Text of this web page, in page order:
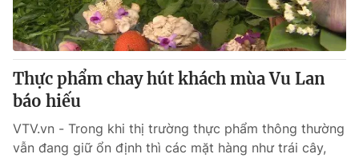
Thực phẩm chay hút khách mùa Vu Lan
báo hiếu
VTV.vn - Trong khi thị trường thực phẩm thông thường
vẫn đang giữ ổn định thì các mặt hàng như trái cây,